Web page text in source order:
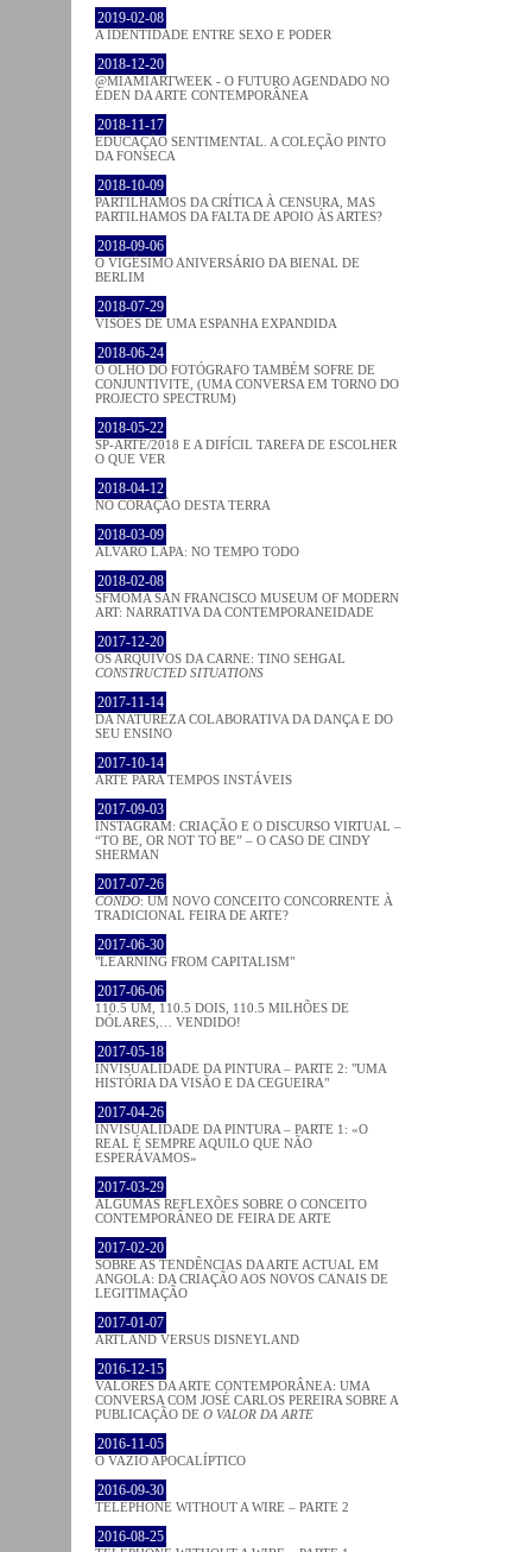
2019-02-08
A IDENTIDADE ENTRE SEXO E PODER
2018-12-20
@MIAMIARTWEEK - O FUTURO AGENDADO NO
ÉDEN DA ARTE CONTEMPORÂNEA
2018-11-17
EDUCAÇÃO SENTIMENTAL. A COLEÇÃO PINTO
DA FONSECA
2018-10-09
PARTILHAMOS DA CRÍTICA À CENSURA, MAS
PARTILHAMOS DA FALTA DE APOIO ÀS ARTES?
2018-09-06
O VIGÉSIMO ANIVERSÁRIO DA BIENAL DE
BERLIM
2018-07-29
VISÕES DE UMA ESPANHA EXPANDIDA
2018-06-24
O OLHO DO FOTÓGRAFO TAMBÉM SOFRE DE
CONJUNTIVITE, (UMA CONVERSA EM TORNO DO
PROJECTO SPECTRUM)
2018-05-22
SP-ARTE/2018 E A DIFÍCIL TAREFA DE ESCOLHER
O QUE VER
2018-04-12
NO CORAÇÂO DESTA TERRA
2018-03-09
ÁLVARO LAPA: NO TEMPO TODO
2018-02-08
SFMOMA SAN FRANCISCO MUSEUM OF MODERN
ART: NARRATIVA DA CONTEMPORANEIDADE
2017-12-20
OS ARQUIVOS DA CARNE: TINO SEHGAL
CONSTRUCTED SITUATIONS
2017-11-14
DA NATUREZA COLABORATIVA DA DANÇA E DO
SEU ENSINO
2017-10-14
ARTE PARA TEMPOS INSTÁVEIS
2017-09-03
INSTAGRAM: CRIAÇÃO E O DISCURSO VIRTUAL –
“TO BE, OR NOT TO BE” – O CASO DE CINDY
SHERMAN
2017-07-26
CONDO: UM NOVO CONCEITO CONCORRENTE À
TRADICIONAL FEIRA DE ARTE?
2017-06-30
"LEARNING FROM CAPITALISM"
2017-06-06
110.5 UM, 110.5 DOIS, 110.5 MILHÕES DE
DÓLARES,… VENDIDO!
2017-05-18
INVISUALIDADE DA PINTURA – PARTE 2: "UMA
HISTÓRIA DA VISÃO E DA CEGUEIRA"
2017-04-26
INVISUALIDADE DA PINTURA – PARTE 1: «O
REAL É SEMPRE AQUILO QUE NÃO
ESPERÁVAMOS»
2017-03-29
ALGUMAS REFLEXÕES SOBRE O CONCEITO
CONTEMPORÂNEO DE FEIRA DE ARTE
2017-02-20
SOBRE AS TENDÊNCIAS DA ARTE ACTUAL EM
ANGOLA: DA CRIAÇÃO AOS NOVOS CANAIS DE
LEGITIMAÇÃO
2017-01-07
ARTLAND VERSUS DISNEYLAND
2016-12-15
VALORES DA ARTE CONTEMPORÂNEA: UMA
CONVERSA COM JOSÉ CARLOS PEREIRA SOBRE A
PUBLICAÇÃO DE O VALOR DA ARTE
2016-11-05
O VAZIO APOCALÍPTICO
2016-09-30
TELEPHONE WITHOUT A WIRE – PARTE 2
2016-08-25